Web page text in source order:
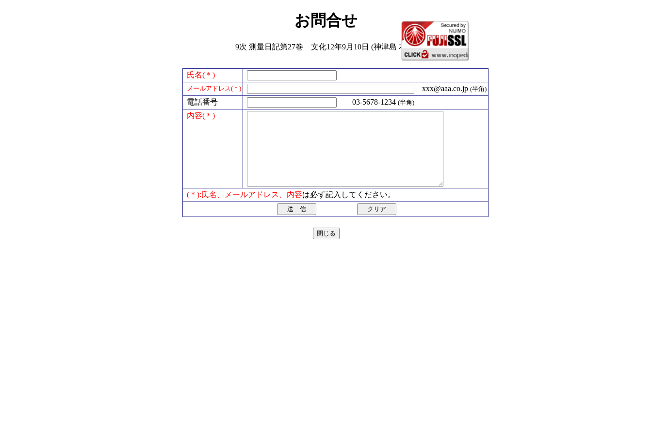
お問合せ
9次 測量日記第27巻 文化12年9月10日 (神津島 本村)
氏名(＊)
メールアドレス(＊) xxx@aaa.co.jp (半角)
電話番号 03-5678-1234 (半角)
内容(＊)
(＊):氏名、メールアドレス、内容は必ず記入してください。